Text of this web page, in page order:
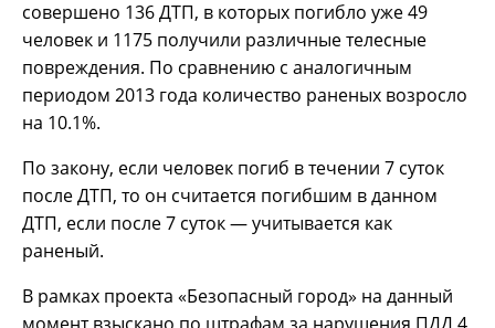
совершено 136 ДТП, в которых погибло уже 49
человек и 1175 получили различные телесные
повреждения. По сравнению с аналогичным
периодом 2013 года количество раненых возросло
на 10.1%.
По закону, если человек погиб в течении 7 суток
после ДТП, то он считается погибшим в данном
ДТП, если после 7 суток — учитывается как
раненый.
В рамках проекта «Безопасный город» на данный